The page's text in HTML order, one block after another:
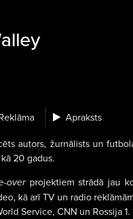
Apraksts
autors, žurnālists un
20 gadus.
overprojektiem strādā jau
kā arī TV un radio
Service, CNN un Rossija 1.